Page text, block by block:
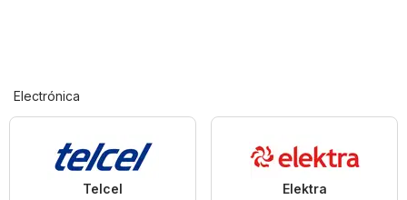
Electrónica
Telcel Elektra